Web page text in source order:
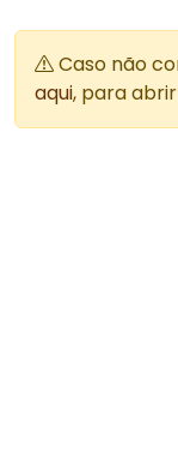
Caso não
aqui, para